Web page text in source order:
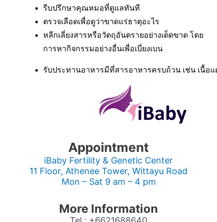
รีบปรึกษาคุณหมอที่ดูแลทันที
ตรวจเลือดเพื่อดูว่าขาดแร่ธาตุอะไร
หลีกเลี่ยงสารหรือวัตถุอันตรายอย่างเด็ดขาด โดย
การหากิจกรรมอย่างอื่นเพื่อเบี่ยงเบน
รับประทานอาหารมีที่สารอาหารครบถ้วน เช่น เนื้อแ
Appointment
iBaby Fertility & Genetic Center
11 Floor, Athenee Tower, Wittayu Road
Mon – Sat 9 am – 4 pm
More Information